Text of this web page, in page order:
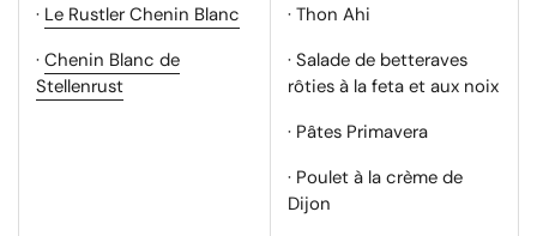
· Le Rustler Chenin Blanc
· Chenin Blanc de
Stellenrust
· Thon Ahi
· Salade de betteraves
rôties à la feta et aux noix
· Pâtes Primavera
· Poulet à la crème de
Dijon